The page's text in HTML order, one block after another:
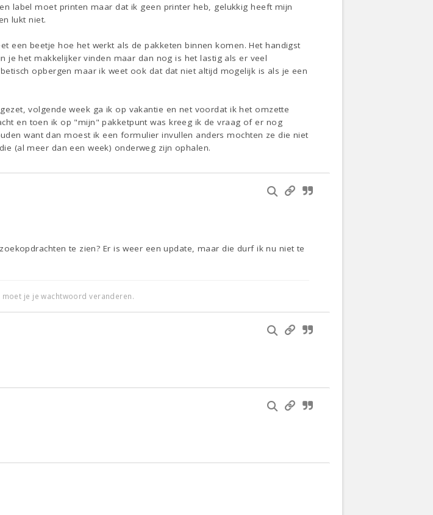
label moet printen maar dat ik geen printer heb, gelukkig heeft mijn
lukt niet.
een beetje hoe het werkt als de pakketen binnen komen. Het handigst
je het makkelijker vinden maar dan nog is het lastig als er veel
opbergen maar ik weet ook dat dat niet altijd mogelijk is als je een
volgende week ga ik op vakantie en net voordat ik het omzette
en toen ik op "mijn" pakketpunt was kreeg ik de vraag of er nog
want dan moest ik een formulier invullen anders mochten ze die niet
(al meer dan een week) onderweg zijn ophalen.
te zien? Er is weer een update, maar die durf ik nu niet te
je je wachtwoord veranderen.